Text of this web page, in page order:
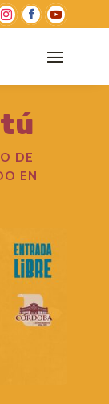
DE
EN